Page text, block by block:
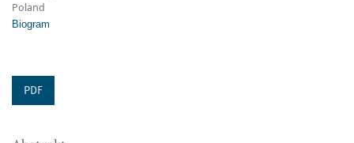
Poland
Biogram
PDF